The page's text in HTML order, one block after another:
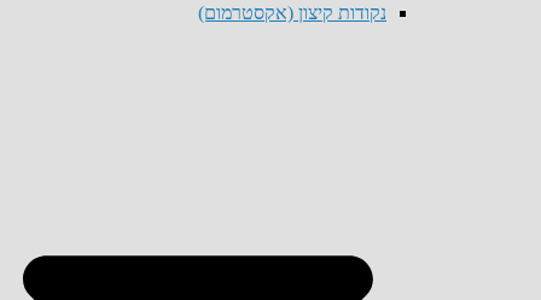
נקודות קיצון (אקסטרמום)